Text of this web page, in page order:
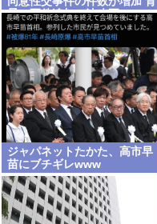
景に要件追加の法改正
ジャパネットたかた、高市早
苗にブチギレwww